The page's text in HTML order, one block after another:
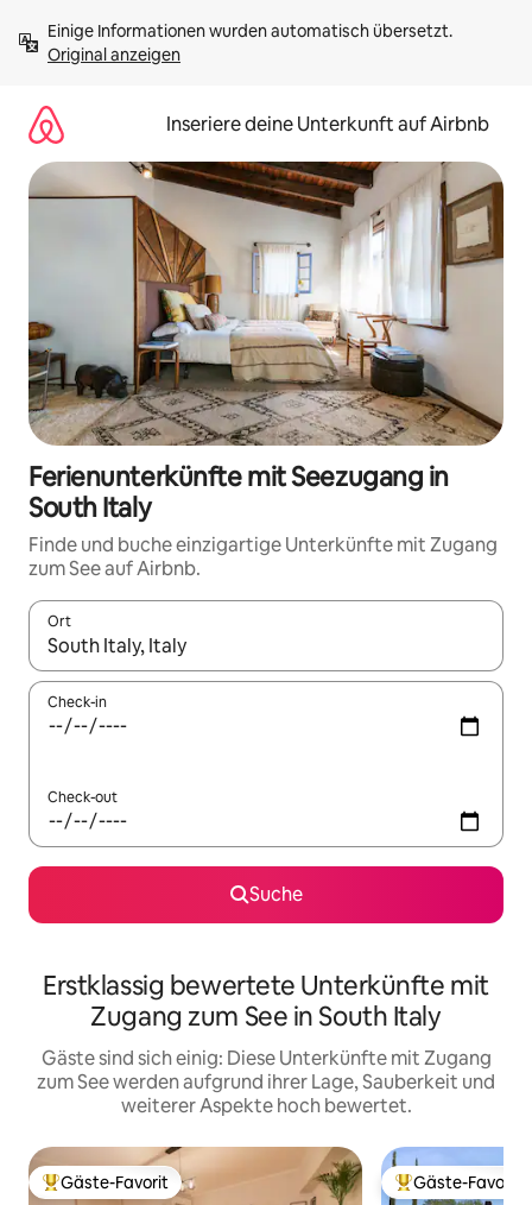
Inhalten
springenOriginal anzeigen
Inseriere deine Unterkunft auf Airbnb
Ferienunterkünfte mit Seezugang in
South Italy
Finde und buche einzigartige Unterkünfte mit Zugang
zum See auf Airbnb.
Ort
Wenn Ergebnisse verfügbar sind, navigiere mit den
Check-in
Check-out
Suche
Erstklassig bewertete Unterkünfte mit
Zugang zum See in South Italy
Gäste sind sich einig: Diese Unterkünfte mit Zugang
zum See werden aufgrund ihrer Lage, Sauberkeit und
weiterer Aspekte hoch bewertet.
Beliebter Gäste-Favorit.
Gäste-Favorit Beliebter Gäste-
Gäste-Favorit